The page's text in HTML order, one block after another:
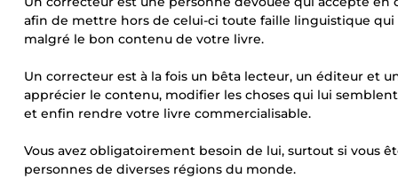
afin de mettre hors de celui-ci toute faille linguistique
malgré le bon contenu de votre livre.
Un correcteur est à la fois un bêta lecteur, un éditeur et
apprécier le contenu, modifier les choses qui lui
et enfin rendre votre livre commercialisable.
Vous avez obligatoirement besoin de lui, surtout si vous
personnes de diverses régions du monde.